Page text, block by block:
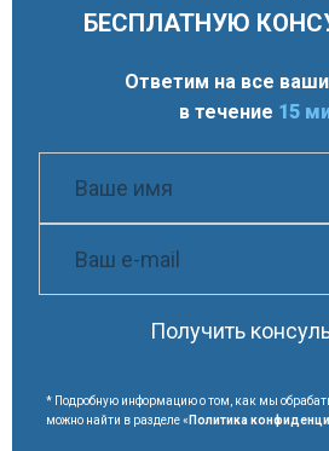
БЕСПЛАТНУЮ
Ответим на все
в течение 15
Получить
* Подробную информацию о том, как мы
можно найти в разделе « Политика